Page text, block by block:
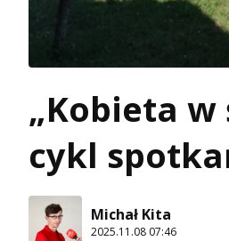
„Kobieta w
cykl
Michał Kita
2025.11.08 07:46